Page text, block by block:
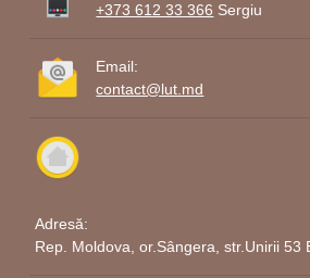
+373 612 33 366 Sergiu
Email:
contact@lut.md
Adresă:
Rep. Moldova, or.Sângera, str.Unirii 53